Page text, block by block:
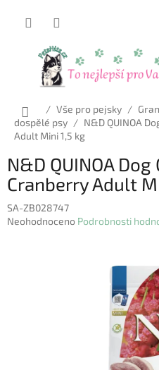
Domů
/ Vše pro pejsky /
dospělé psy / N&D QUINOA
Adult Mini 1,5 kg
N&D QUINOA
Cranberry Adult
SA-ZB028747
Průměrné
Neohodnoceno Podrobnosti